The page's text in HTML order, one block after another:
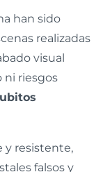
han sido
realizadas
visual
ni riesgos
y resistente,
falsos y